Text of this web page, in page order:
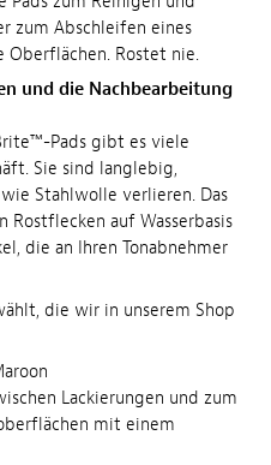
zum Abschleifen eines
Oberflächen. Rostet nie.
und die Nachbearbeitung
Pads gibt es viele
Sie sind langlebig,
Stahlwolle verlieren. Das
auf Wasserbasis
die an Ihren Tonabnehmer
die wir in unserem Shop
Lackierungen und zum
mit einem